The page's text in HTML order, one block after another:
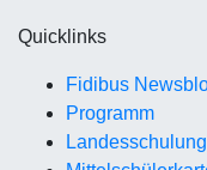
Quicklinks
Fidibus
Programm